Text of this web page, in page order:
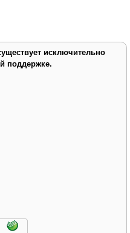
исключительно
поддержке.